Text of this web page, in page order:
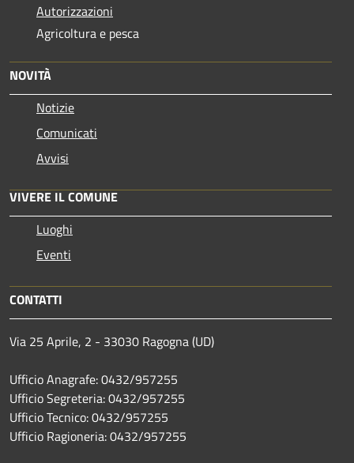
Autorizzazioni
Agricoltura e pesca
NOVITÀ
Notizie
Comunicati
Avvisi
VIVERE IL COMUNE
Luoghi
Eventi
CONTATTI
Via 25 Aprile, 2 - 33030 Ragogna (UD)
Ufficio Anagrafe: 0432/957255
Ufficio Segreteria: 0432/957255
Ufficio Tecnico: 0432/957255
Ufficio Ragioneria: 0432/957255